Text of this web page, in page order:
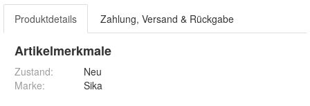
Produktdetails Zahlung, Versand & Rückgabe
Artikelmerkmale
Zustand:
Neu
Marke:
Sika